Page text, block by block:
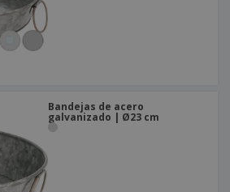
Bandejas de acero
galvanizado | Ø23 cm